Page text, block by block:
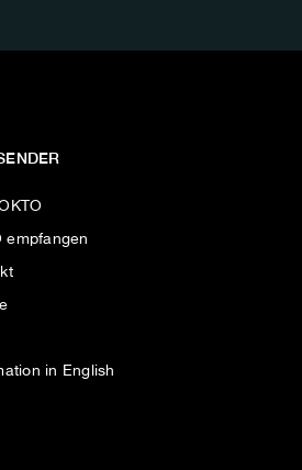
empfangen
in English